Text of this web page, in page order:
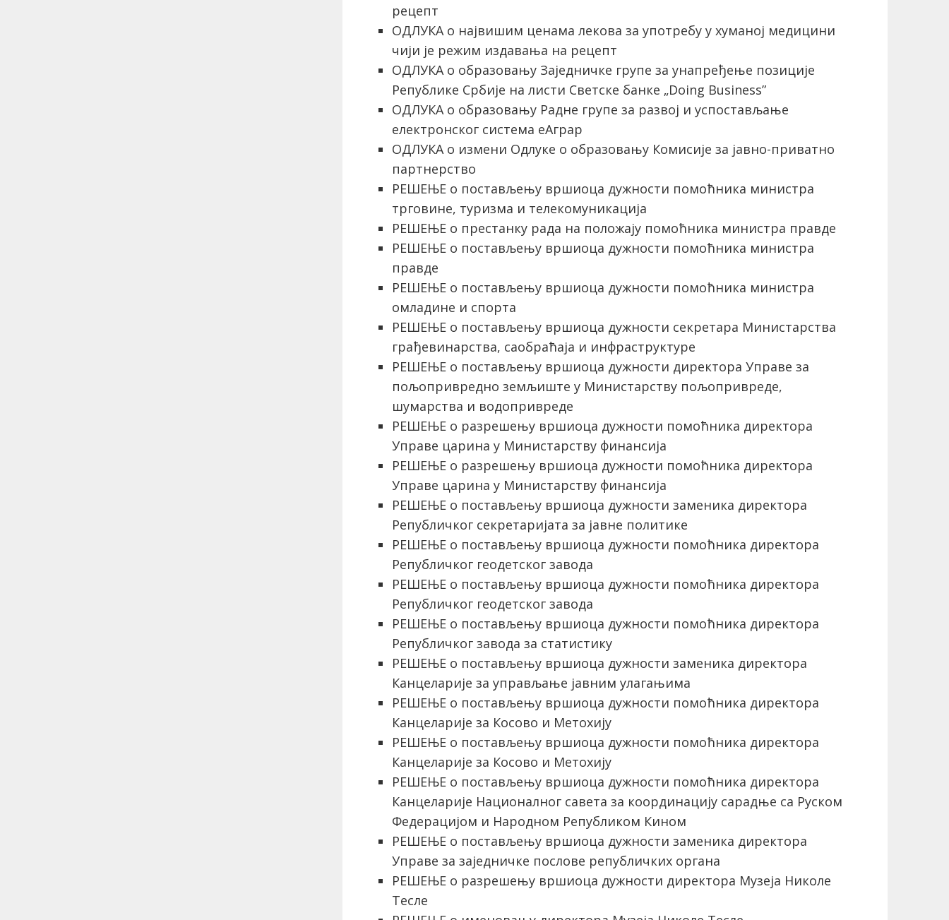
рецепт
ОДЛУКА о највишим ценама лекова за употребу у хуманој медицини
чији је режим издавања на рецепт
ОДЛУКА о образовању Заједничке групе за унапређење позиције
Републике Србије на листи Светске банке „Doing Business”
ОДЛУКА о образовању Радне групе за развој и успостављање
електронског система еАграр
ОДЛУКА о измени Одлуке о образовању Комисије за јавно-приватно
партнерство
РЕШЕЊЕ о постављењу вршиоца дужности помоћника министра
трговине, туризма и телекомуникација
РЕШЕЊЕ о престанку рада на положају помоћника министра правде
РЕШЕЊЕ о постављењу вршиоца дужности помоћника министра
правде
РЕШЕЊЕ о постављењу вршиоца дужности помоћника министра
омладине и спорта
РЕШЕЊЕ о постављењу вршиоца дужности секретара Министарства
грађевинарства, саобраћаја и инфраструктуре
РЕШЕЊЕ о постављењу вршиоца дужности директора Управе за
пољопривредно земљиште у Министарству пољопривреде,
шумарства и водопривреде
РЕШЕЊЕ о разрешењу вршиоца дужности помоћника директора
Управе царина у Министарству финансија
РЕШЕЊЕ о разрешењу вршиоца дужности помоћника директора
Управе царина у Министарству финансија
РЕШЕЊЕ о постављењу вршиоца дужности заменика директора
Републичког секретаријата за јавне политике
РЕШЕЊЕ о постављењу вршиоца дужности помоћника директора
Републичког геодетског завода
РЕШЕЊЕ о постављењу вршиоца дужности помоћника директора
Републичког геодетског завода
РЕШЕЊЕ о постављењу вршиоца дужности помоћника директора
Републичког завода за статистику
РЕШЕЊЕ о постављењу вршиоца дужности заменика директора
Канцеларије за управљање јавним улагањима
РЕШЕЊЕ о постављењу вршиоца дужности помоћника директора
Канцеларије за Косово и Метохију
РЕШЕЊЕ о постављењу вршиоца дужности помоћника директора
Канцеларије за Косово и Метохију
РЕШЕЊЕ о постављењу вршиоца дужности помоћника директора
Канцеларије Националног савета за координацију сарадње са Руском
Федерацијом и Народном Републиком Кином
РЕШЕЊЕ о постављењу вршиоца дужности заменика директора
Управе за заједничке послове републичких органа
РЕШЕЊЕ о разрешењу вршиоца дужности директора Музеја Николе
Тесле